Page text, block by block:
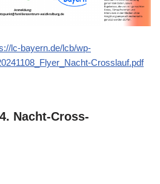
lc-bayern.de/lcb/wp-
Crosslauf.pdf
Nacht-Cross-